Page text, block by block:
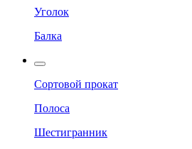
Уголок
Балка
Сортовой прокат
Полоса
Шестигранник